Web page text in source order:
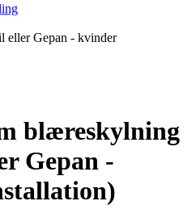
eller Gepan - kvinder
blæreskylning
Gepan -